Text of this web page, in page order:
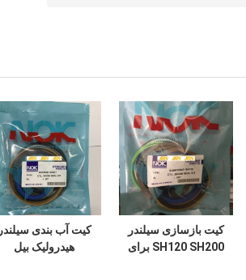
کیت بازسازی سیلندر
SH120 SH200 برای
کیت آب بندی سیلندر
هیدرولیک بیل